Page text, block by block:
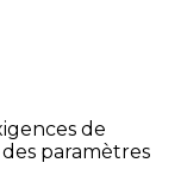
de
paramètres